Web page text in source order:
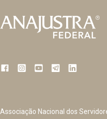
Associação Nacional dos